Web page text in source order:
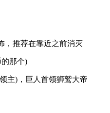
，推荐在靠近之前消灭
的那个)
主)，巨人首领狮鹫大帝